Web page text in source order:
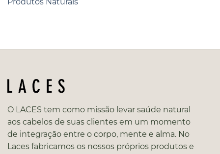
O LACES tem como missão levar saúde natural
aos cabelos de suas clientes em um momento
de integração entre o corpo, mente e alma. No
Laces fabricamos os nossos próprios produtos e